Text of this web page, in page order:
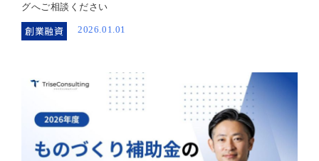
グへご相談ください
創業融資 2026.01.01